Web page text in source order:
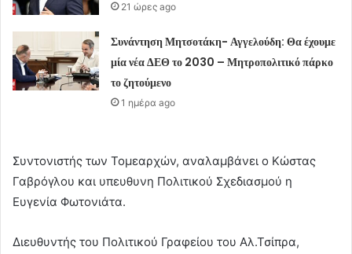
21 ώρες ago
Συνάντηση Μητσοτάκη- Αγγελούδη: Θα έχουμε
μία νέα ΔΕΘ το 2030 – Μητροπολιτικό πάρκο
το ζητούμενο
1 ημέρα ago
Συντονιστής των Τομεαρχών, αναλαμβάνει ο Κώστας
Γαβρόγλου και υπευθυνη Πολιτικού Σχεδιασμού η
Ευγενία Φωτονιάτα.
Διευθυντής του Πολιτικού Γραφείου του Αλ.Τσίπρα,